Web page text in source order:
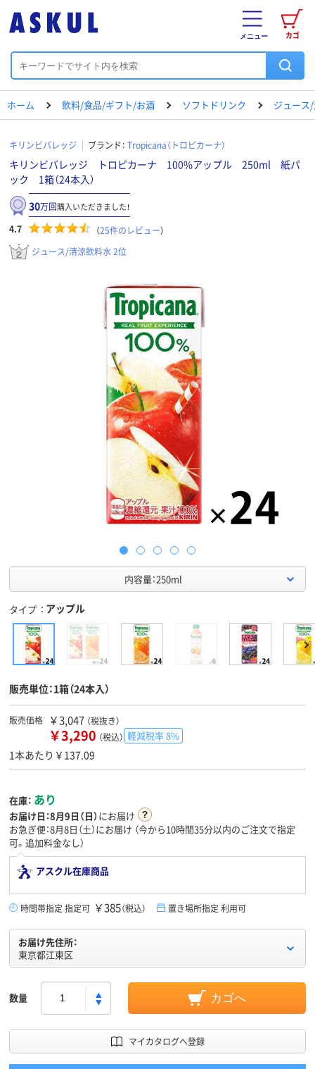
カゴ
メニュー
ホーム 飲料/食品/ギフト/お酒 ソフトドリンク ジュース
キリンビバレッジ ブランド： Tropicana（トロピカーナ）
キリンビバレッジ トロピカーナ 100%アップル 250ml 紙パ
ック 1箱（24本入）
30万回購入いただきました！
4.7 （25件のレビュー）
ジュース/清涼飲料水 2位
内容量：250ml
タイプ アップル
販売単位：1箱（24本入）
販売価格 ￥3,047 （税抜き）
￥3,290 （税込） 軽減税率 8%
1本あたり￥137.09
在庫： あり
お届け日：8月9日（日）にお届け
お急ぎ便：8月8日（土）にお届け （今から10時間35分以内のご注文で指定
可。追加料金なし）
アスクル在庫商品
時間帯指定 指定可 ￥385（税込） 置き場所指定 利用可
お届け先住所：
東京都江東区
数量 カゴへ
マイカタログへ登録